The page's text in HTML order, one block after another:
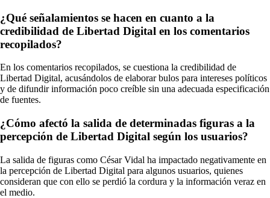
¿Qué señalamientos se hacen en cuanto a la
credibilidad de Libertad Digital en los comentarios
recopilados?
En los comentarios recopilados, se cuestiona la credibilidad de
Libertad Digital, acusándolos de elaborar bulos para intereses políticos
y de difundir información poco creíble sin una adecuada especificación
de fuentes.
¿Cómo afectó la salida de determinadas figuras a la
percepción de Libertad Digital según los usuarios?
La salida de figuras como César Vidal ha impactado negativamente en
la percepción de Libertad Digital para algunos usuarios, quienes
consideran que con ello se perdió la cordura y la información veraz en
el medio.